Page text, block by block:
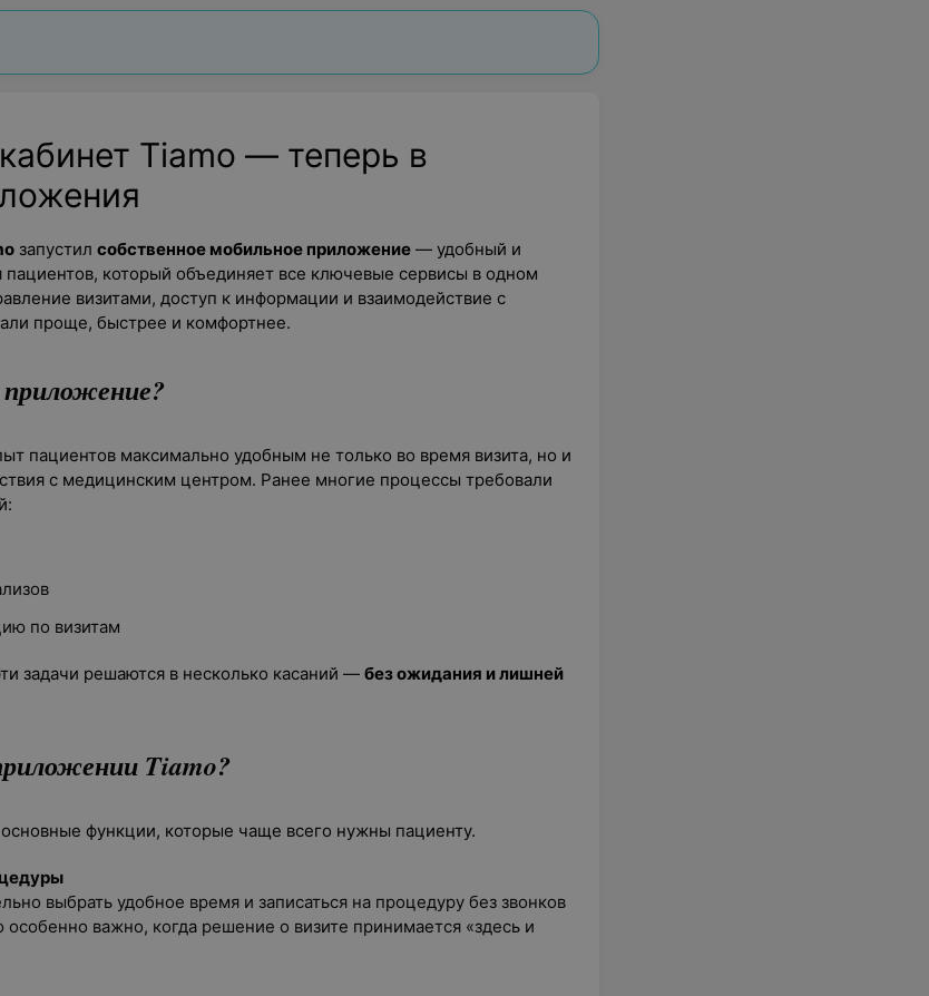
Tiamo — теперь в
запустил собственное мобильное приложение — удобный и
пациентов, который объединяет все ключевые сервисы в одном
визитами, доступ к информации и взаимодействие с
проще, быстрее и комфортнее.
пациентов максимально удобным не только во время визита, но и
с медицинским центром. Ранее многие процессы требовали
по визитам
задачи решаются в несколько касаний — без ожидания и лишней
Tiamo?
функции, которые чаще всего нужны пациенту.
выбрать удобное время и записаться на процедуру без звонков
особенно важно, когда решение о визите принимается «здесь и